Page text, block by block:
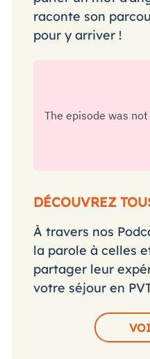
raconte son
pour y arriver !
DÉCOUVREZ
À travers nos
la parole à celles
partager leur
votre séjour en